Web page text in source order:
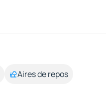
Aires de repos